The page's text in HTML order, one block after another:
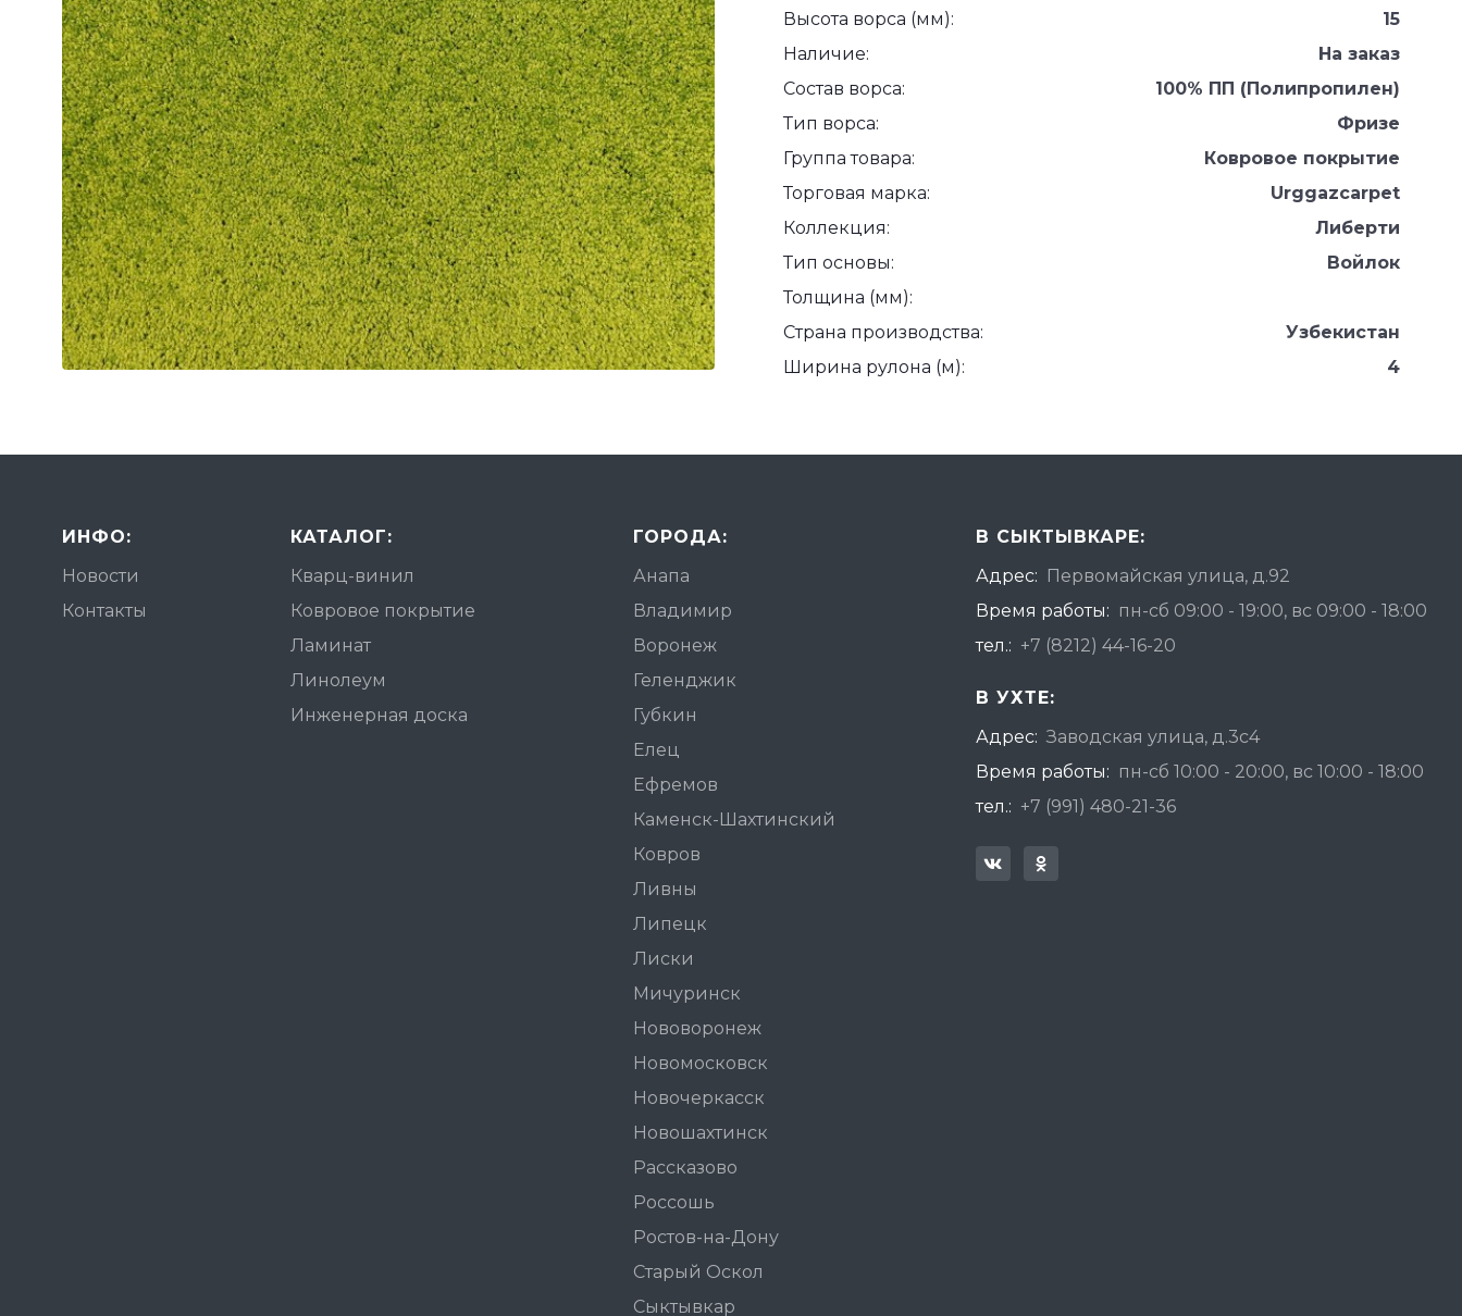
Высота ворса (мм):
15
Наличие:
На заказ
Состав ворса:
100% ПП (Полипропилен)
Тип ворса:
Фризе
Группа товара:
Ковровое покрытие
Торговая марка:
Urggazcarpet
Коллекция:
Либерти
Тип основы:
Войлок
Толщина (мм):
Страна производства:
Узбекистан
Ширина рулона (м):
4
ИНФО:
Новости
Контакты
КАТАЛОГ:
Кварц-винил
Ковровое покрытие
Ламинат
Линолеум
Инженерная доска
ГОРОДА:
Анапа
Владимир
Воронеж
Геленджик
Губкин
Елец
Ефремов
Каменск-Шахтинский
Ковров
Ливны
Липецк
Лиски
Мичуринск
Нововоронеж
Новомосковск
Новочеркасск
Новошахтинск
Рассказово
Россошь
Ростов-на-Дону
Старый Оскол
Сыктывкар
В СЫКТЫВКАРЕ:
Адрес:
Первомайская улица, д.92
Время работы: пн-сб 09:00 - 19:00, вс 09:00 - 18:00
тел.: +7 (8212) 44-16-20
В УХТЕ:
Адрес: Заводская улица, д.3с4
Время работы: пн-сб 10:00 - 20:00, вс 10:00 - 18:00
тел.: +7 (991) 480-21-36